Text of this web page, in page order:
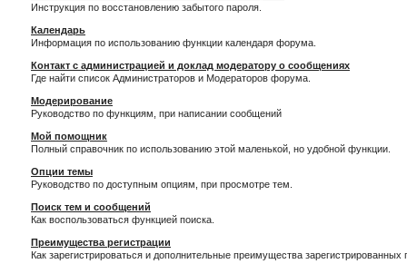
Инструкция по восстановлению забытого пароля.
Календарь
Информация по использованию функции календаря форума.
Контакт с администрацией и доклад модератору о сообщениях
Где найти список Администраторов и Модераторов форума.
Модерирование
Руководство по функциям, при написании сообщений
Мой помощник
Полный справочник по использованию этой маленькой, но удобной функции.
Опции темы
Руководство по доступным опциям, при просмотре тем.
Поиск тем и сообщений
Как воспользоваться функцией поиска.
Преимущества регистрации
Как зарегистрироваться и дополнительные преимущества зарегистрированных